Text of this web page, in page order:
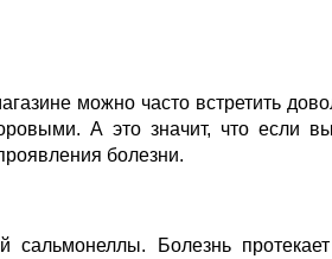
можно часто встретить
А это значит, что если
болезни.
Болезнь